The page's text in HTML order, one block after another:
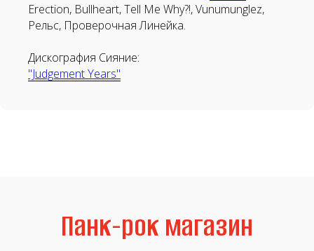
Erection, Bullheart, Tell Me Why?!, Vunumunglez,
Рельс, Проверочная Линейка.
Дискография Сияние:
"Judgement Years"
Винил CD
Литература Second Hand